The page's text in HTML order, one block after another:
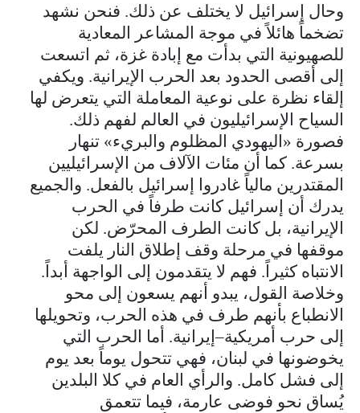
وحال إسرائيل لا يختلف عن ذلك. فنحن نشهد
تضخماً هائلاً في موجة المشاعر المعادية
للصهيونية التي بدأت مع إبادة غزة، ثم اتسعت
إلى أقصى الحدود بعد الحرب الإيرانية. ويكفي
إلقاء نظرة على نوعية المعاملة التي يتعرض لها
السياح الإسرائيليون في العالم لفهم ذلك.
فصورة «اليهودي المظلوم والبريء» تنهار
بسرعة. كما أن مئات الآلاف من الإسرائيليين
المقتدرين مالياً غادروا إسرائيل بالفعل. والجميع
يدرك أن إسرائيل كانت طرفاً في الحرب
الإيرانية، بل كانت الطرف المحرّض. لكن
موقفها في مرحلة وقف إطلاق النار يلفت
الانتباه كثيراً. فهم لا يتقدمون إلى الواجهة أبداً.
وخلاصة القول، يبدو أنهم يسعون إلى محو
الانطباع بأنهم طرف في هذه الحرب، وتحويلها
إلى حرب أمريكية–إيرانية. أما الحرب التي
يخوضونها في لبنان، فهي تتحول يوماً بعد يوم
إلى فشل كامل. والرأي العام في كلا البلدين
يُساق نحو فوضى عارمة، فيما تتعمق